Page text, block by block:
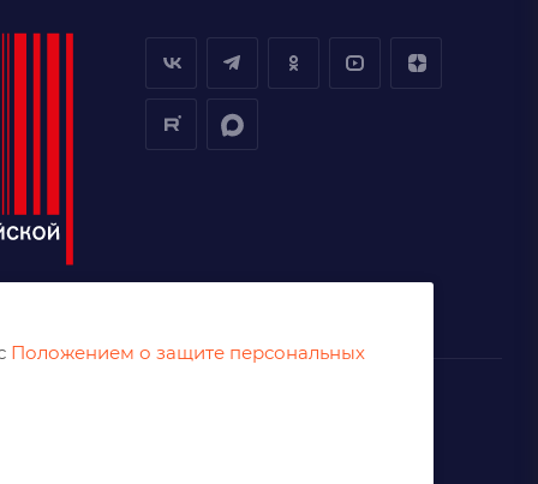
Положением о защите персональных